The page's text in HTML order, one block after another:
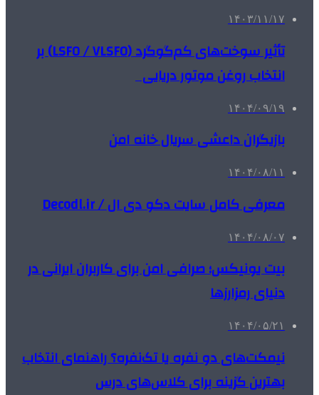
۱۴۰۳/۱۱/۱۷
تأثیر سوخت‌های کم‌گوگرد (LSFO / VLSFO) بر
انتخاب روغن موتور دریایی
۱۴۰۴/۰۹/۱۹
بازیگران داعشی سریال خانه امن
۱۴۰۴/۰۸/۱۱
معرفی کامل سایت دکو دی ال / Decodl.ir
۱۴۰۴/۰۸/۰۷
بیت یونیکس؛ صرافی امن برای کاربران ایرانی در
دنیای رمزارزها
۱۴۰۴/۰۵/۲۱
نیمکت‌های دو نفره یا تک‌نفره؟ راهنمای انتخاب
بهترین گزینه برای کلاس‌های درس